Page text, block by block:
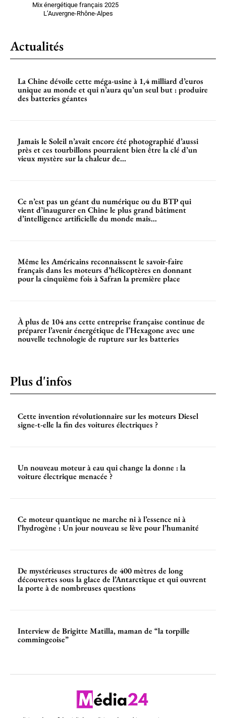
Mix énergétique français 2025
L’Auvergne-Rhône-Alpes
Actualités
La Chine dévoile cette méga-usine à 1,4 milliard d’euros
unique au monde et qui n’aura qu’un seul but : produire
des batteries géantes
Jamais le Soleil n’avait encore été photographié d’aussi
près et ces tourbillons pourraient bien être la clé d’un
vieux mystère sur la chaleur de...
Ce n’est pas un géant du numérique ou du BTP qui
vient d’inaugurer en Chine le plus grand bâtiment
d’intelligence artificielle du monde mais...
Même les Américains reconnaissent le savoir-faire
français dans les moteurs d’hélicoptères en donnant
pour la cinquième fois à Safran la première place
À plus de 104 ans cette entreprise française continue de
préparer l’avenir énergétique de l’Hexagone avec une
nouvelle technologie de rupture sur les batteries
Plus d'infos
Cette invention révolutionnaire sur les moteurs Diesel
signe-t-elle la fin des voitures électriques ?
Un nouveau moteur à eau qui change la donne : la
voiture électrique menacée ?
Ce moteur quantique ne marche ni à l’essence ni à
l’hydrogène : Un jour nouveau se lève pour l’humanité
De mystérieuses structures de 400 mètres de long
découvertes sous la glace de l’Antarctique et qui ouvrent
la porte à de nombreuses questions
Interview de Brigitte Matilla, maman de “la torpille
commingeoise”